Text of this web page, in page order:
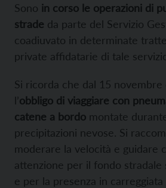
Sono in corso le operazioni di
strade da parte del Servizio
coadiuvato in determinate
private affidatarie di tale
Si ricorda che dal 15 novembre
l’obbligo di viaggiare con
catene a bordo montate
precipitazioni nevose. Si
moderare la velocità e guidare
attenzione per il fondo stradale
e per la presenza in